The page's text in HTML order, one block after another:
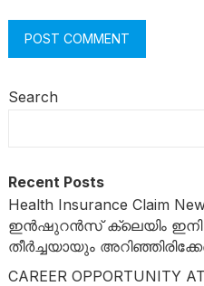
Search
Recent Posts
Health Insurance Claim
ഇൻഷുറൻസ് ക്ലെയിം
തീർച്ചയായും
CAREER OPPORTUNITY